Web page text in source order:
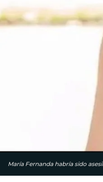
María Fernanda habría sido